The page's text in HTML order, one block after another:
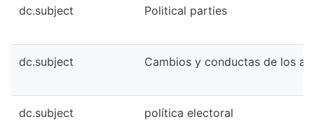
dc.subject Political parties
dc.subject Cambios y conductas de los
dc.subject política electoral